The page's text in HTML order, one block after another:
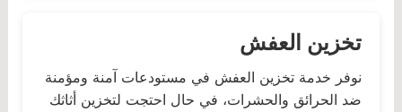
تخزين العفش
نوفر خدمة تخزين العفش في مستودعات آمنة ومؤمنة
ضد الحرائق والحشرات، في حال احتجت لتخزين أثاثك